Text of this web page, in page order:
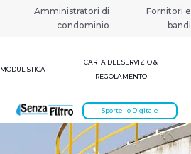
Amministratori di
condominio
Fornitori e
bandi
MODULISTICA
CARTA DEL SERVIZIO &
REGOLAMENTO
Sportello Digitale